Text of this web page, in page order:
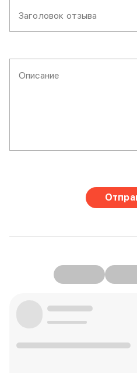
Заголовок отзыва
Описание